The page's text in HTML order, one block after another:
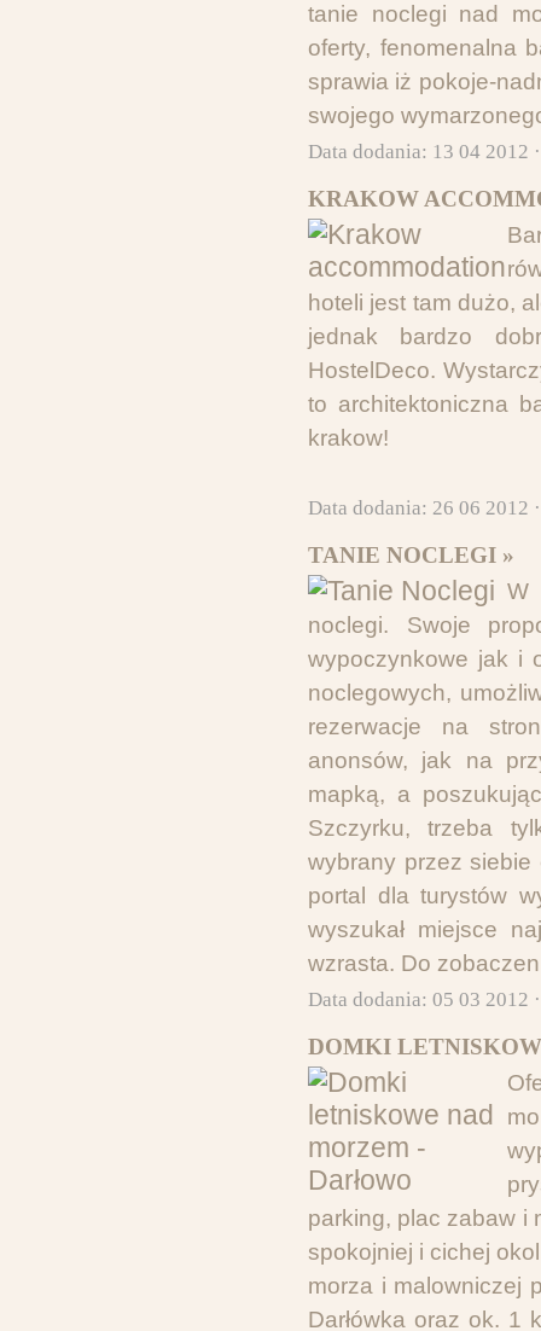
tanie noclegi nad
oferty, fenomenalna
sprawia iż pokoje-
swojego
Data dodania: 13 04 2012
KRAKOW
hoteli jest tam dużo,
jednak bardzo
HostelDeco.
to architektoniczna
krakow!
Data dodania: 26 06 2012
TANIE NOCLEGI »
W
noclegi. Swoje
wypoczynkowe jak i
noclegowych,
rezerwacje na
anonsów, jak na
mapką, a
Szczyrku, trzeba
wybrany przez siebie
portal dla turystów
wyszukał miejsce
wzrasta. Do
Data dodania: 05 03 2012
DOMKI
parking, plac zabaw i
spokojniej i cichej
morza i malowniczej
Darłówka oraz ok. 1